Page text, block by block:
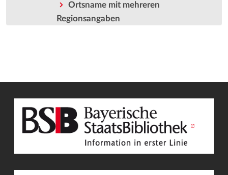
Ortsname mit mehreren
Regionsangaben